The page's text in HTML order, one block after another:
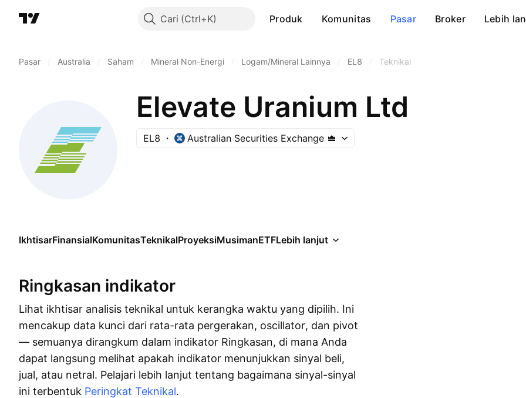
Cari Produk Komunitas Pasar Broker Lebih
Pasar Australia Saham Mineral Non-Energi Logam/Mineral Lainnya EL8 Teknikal
Elevate Uranium Ltd
EL8 Australian Securities Exchange
IkhtisarFinansialKomunitasTeknikalProyeksiMusimanETFLebih lanjut
Ringkasan indikator
Lihat ikhtisar analisis teknikal untuk kerangka waktu yang dipilih. Ini
mencakup data kunci dari rata-rata pergerakan, oscillator, dan pivot
— semuanya dirangkum dalam indikator Ringkasan, di mana Anda
dapat langsung melihat apakah indikator menunjukkan sinyal beli,
jual, atau netral. Pelajari lebih lanjut tentang bagaimana sinyal-sinyal
ini terbentuk Peringkat Teknikal.